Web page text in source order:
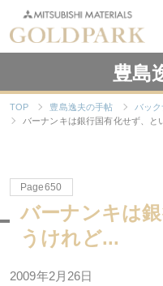
豊島
TOP 豊島逸夫の手帖
バッ
バーナンキは銀行国有化せず、と
Page650
バーナンキは
うけれど...
2009年2月26日